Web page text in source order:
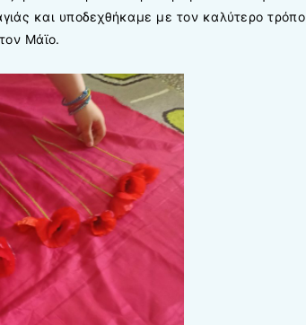
και υποδεχθήκαμε με τον καλύτερο τρόπο
τον Μάϊο.